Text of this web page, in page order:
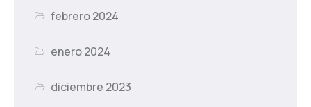
febrero 2024
enero 2024
diciembre 2023